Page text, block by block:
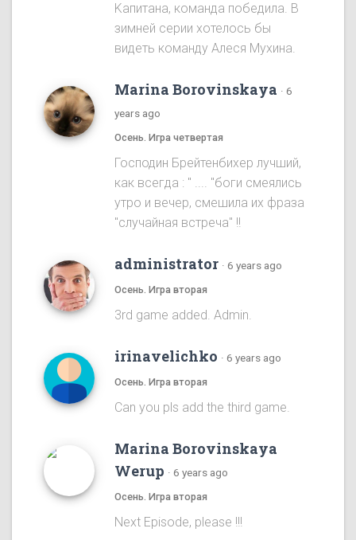
Kапитана, команда победила. B
зимней серии хотелось бы
видеть команду Алеся Мухинa.
Marina Borovinskaya · 6
years ago
Осень. Игра четвертая
Господин Брейтенбихер лучший,
как всегда : " .... "боги смеялись
утро и вечер, смешила их фраза
"случайная встреча" !!
administrator · 6 years ago
Осень. Игра вторая
3rd game added. Admin.
irinavelichko · 6 years ago
Осень. Игра вторая
Can you pls add the third game.
Marina Borovinskaya
Werup · 6 years ago
Осень. Игра вторая
Next Episode, please !!!